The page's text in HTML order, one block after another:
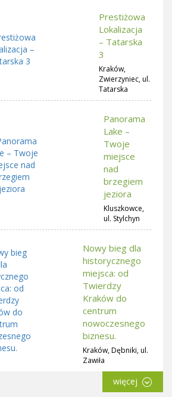
Prestiżowa
Lokalizacja
– Tatarska
3
Kraków,
Zwierzyniec, ul.
Tatarska
Panorama
Lake –
Twoje
miejsce
nad
brzegiem
jeziora
Kluszkowce,
ul. Stylchyn
Nowy bieg dla
historycznego
miejsca: od
Twierdzy
Kraków do
centrum
nowoczesnego
biznesu.
Kraków, Dębniki, ul.
Zawiła
więcej